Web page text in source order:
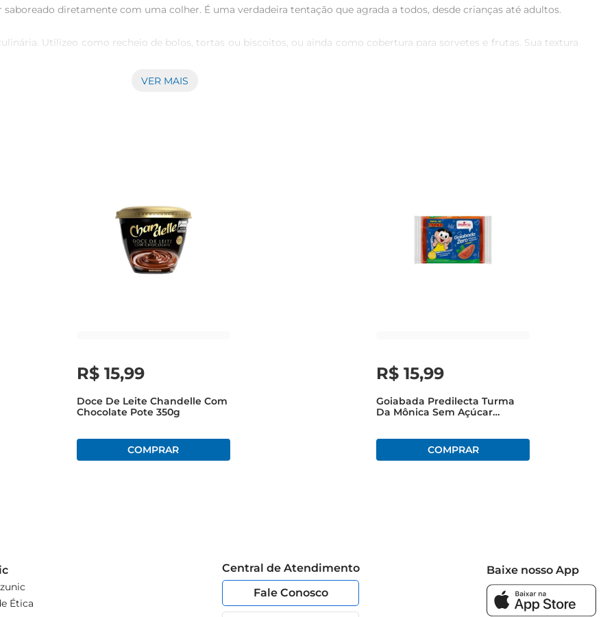
saboreado diretamente com uma colher. É uma verdadeira tentação que agrada a todos, desde crianças até adultos.
Utilizeo como recheio de bolos, tortas ou biscoitos, ou ainda como cobertura para sorvetes e frutas. Sua textura
você tenha sempre à mão essa delícia. Após aberto, recomendase conservar na geladeira e consumir em até 7 dias
VER MAIS
R$ 15,99
Doce De Leite Chandelle Com
Chocolate Pote 350g
R$ 15,99
Goiabada Predilecta Turma
Da Mônica Sem Açúcar
Ética
Central de Atendimento
Fale Conosco
Baixe nosso App